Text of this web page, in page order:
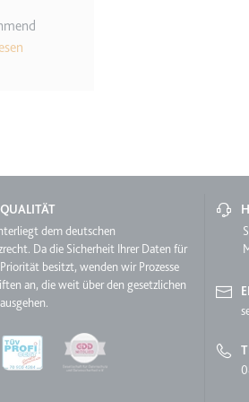
Inhalten zu verfolgen.
dem deutschen
Da die Sicherheit Ihrer Daten für
besitzt, wenden wir Prozesse
an, die weit über den gesetzlichen